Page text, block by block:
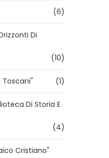
(6)
Di
(10)
Toscani" (1)
Di Storia E
(4)
Cristiano"